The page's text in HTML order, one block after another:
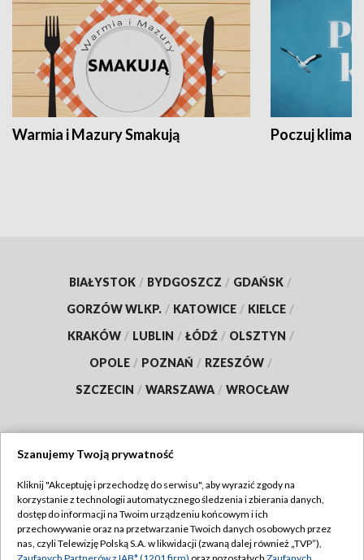
Warmia i Mazury Smakują Poczuj klimat
BIAŁYSTOK / BYDGOSZCZ / GDAŃSK /
GORZÓW WLKP. / KATOWICE / KIELCE /
KRAKÓW / LUBLIN / ŁÓDŹ / OLSZTYN /
OPOLE / POZNAŃ / RZESZÓW /
SZCZECIN / WARSZAWA / WROCŁAW
TVP
Abonament TVP
Emisja w TVP
Regulamin TVP
Szanujemy Twoją prywatność
Kliknij "Akceptuję i przechodzę do serwisu", aby wyrazić zgody na
korzystanie z technologii automatycznego śledzenia i zbierania danych,
dostęp do informacji na Twoim urządzeniu końcowym i ich
przechowywanie oraz na przetwarzanie Twoich danych osobowych przez
nas, czyli Telewizję Polską S.A. w likwidacji (zwaną dalej również „TVP”),